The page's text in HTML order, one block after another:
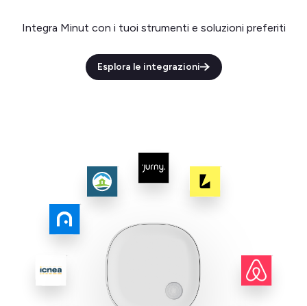
Integra Minut con i tuoi strumenti e soluzioni preferiti
Esplora le integrazioni